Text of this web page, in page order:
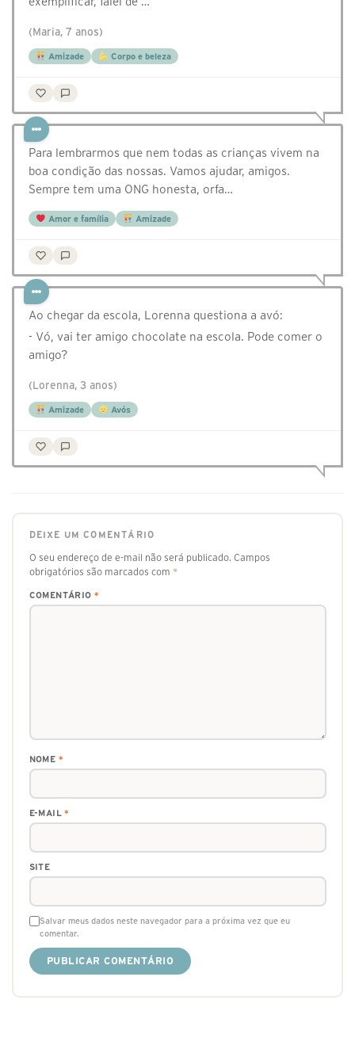
(Maria, 7 anos)
Amizade Corpo e beleza
Para lembrarmos que nem todas as crianças vivem na
boa condição das nossas. Vamos ajudar, amigos.
Sempre tem uma ONG honesta, orfa…
Amor e família Amizade
Ao chegar da escola, Lorenna questiona a avó:
- Vó, vai ter amigo chocolate na escola. Pode comer o
amigo?
(Lorenna, 3 anos)
Amizade Avós
DEIXE UM COMENTÁRIO
O seu endereço de e-mail não será publicado. Campos
obrigatórios são marcados com *
COMENTÁRIO *
NOME *
E-MAIL*
SITE
Salvar meus dados neste navegador para a próxima vez que eu
comentar.